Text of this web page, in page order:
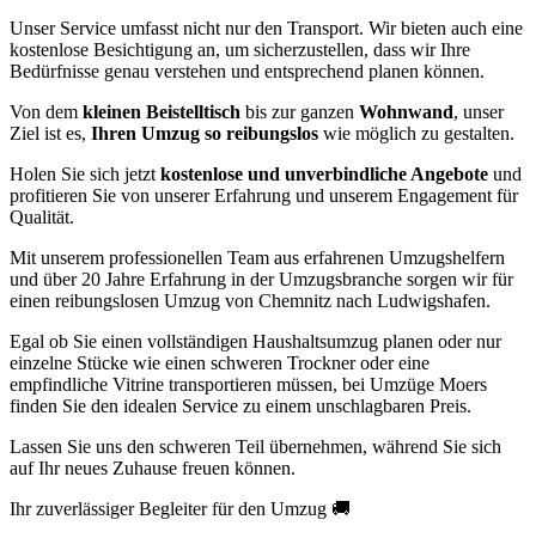
Unser Service umfasst nicht nur den Transport. Wir bieten auch eine
kostenlose Besichtigung an, um sicherzustellen, dass wir Ihre
Bedürfnisse genau verstehen und entsprechend planen können.
Von dem kleinen Beistelltisch bis zur ganzen Wohnwand, unser
Ziel ist es, Ihren Umzug so reibungslos wie möglich zu gestalten.
Holen Sie sich jetzt kostenlose und unverbindliche Angebote und
profitieren Sie von unserer Erfahrung und unserem Engagement für
Qualität.
Mit unserem professionellen Team aus erfahrenen Umzugshelfern
und über 20 Jahre Erfahrung in der Umzugsbranche sorgen wir für
einen reibungslosen Umzug von Chemnitz nach Ludwigshafen.
Egal ob Sie einen vollständigen Haushaltsumzug planen oder nur
einzelne Stücke wie einen schweren Trockner oder eine
empfindliche Vitrine transportieren müssen, bei Umzüge Moers
finden Sie den idealen Service zu einem unschlagbaren Preis.
Lassen Sie uns den schweren Teil übernehmen, während Sie sich
auf Ihr neues Zuhause freuen können.
Ihr zuverlässiger Begleiter für den Umzug 🚚